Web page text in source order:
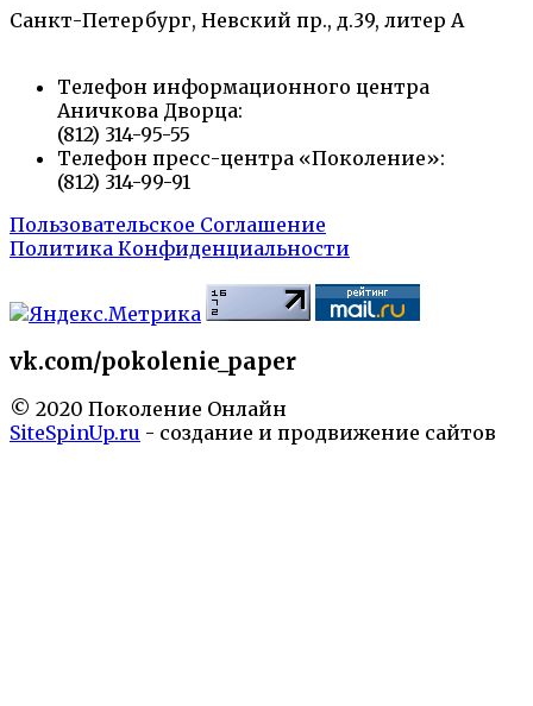
Санкт-Петербург, Невский пр., д.39, литер А
Телефон информационного центра
Аничкова Дворца:
(812) 314-95-55
Телефон пресс-центра «Поколение»:
(812) 314-99-91
Пользовательское Соглашение
Политика Конфиденциальности
vk.com/pokolenie_paper
© 2020 Поколение Онлайн
SiteSpinUp.ru - создание и продвижение сайтов